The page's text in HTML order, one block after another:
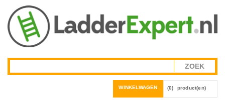
WINKELWAGEN (0) product(en)